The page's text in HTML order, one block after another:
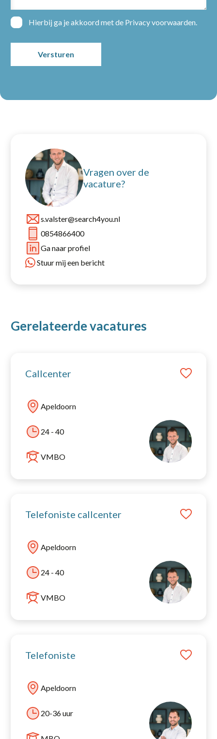
Vacatures
Nieuws
Over ons
Contact
Hierbij ga je akkoord met de Privacy voorwaarden.
Vragen over de
vacature?
s.valster@search4you.nl
0854866400
Ga naar profiel
Stuur mij een bericht
Gerelateerde vacatures
Callcenter
Apeldoorn
24 - 40
VMBO
Telefoniste callcenter
Apeldoorn
24 - 40
VMBO
Telefoniste
Apeldoorn
20-36 uur